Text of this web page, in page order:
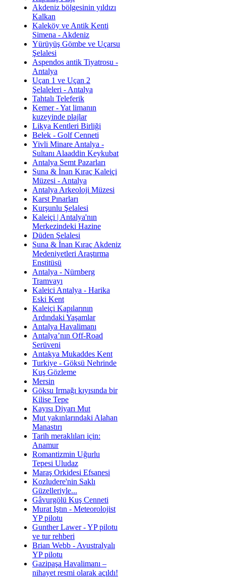
Akdeniz bölgesinin yıldızı
Kalkan
Kaleköy ve Antik Kenti
Simena - Akdeniz
Yürüyüş Gömbe ve Uçarsu
Şelalesi
Aspendos antik Tiyatrosu -
Antalya
Uçan 1 ve Uçan 2
Şelaleleri - Antalya
Tahtalı Teleferik
Kemer - Yat limanın
kuzeyinde plajlar
Likya Kentleri Birliği
Belek - Golf Cenneti
Yivli Minare Antalya -
Sultanı Alaaddin Keykubat
Antalya Semt Pazarları
Suna & İnan Kıraç Kaleiçi
Müzesi - Antalya
Antalya Arkeoloji Müzesi
Karst Pınarları
Kurşunlu Şelalesi
Kaleiçi | Antalya'nın
Merkezindeki Hazine
Düden Şelalesi
Suna & İnan Kıraç Akdeniz
Medeniyetleri Araştırma
Enstitüsü
Antalya - Nürnberg
Tramvayı
Kaleici Antalya - Harika
Eski Kent
Kaleiçi Kapılarının
Ardındaki Yaşamlar
Antalya Havalimanı
Antalya’nın Off-Road
Serüveni
Antakya Mukaddes Kent
Turkiye - Göksü Nehrinde
Kuş Gözleme
Mersin
Göksu Irmağı kıyısında bir
Kilise Tepe
Kayısı Diyarı Mut
Mut yakınlarındaki Alahan
Manastırı
Tarih meraklıları için:
Anamur
Romantizmin Uğurlu
Tepesi Uludaz
Maraş Orkidesi Efsanesi
Kozludere'nin Saklı
Güzelleriyle...
Gâvurgölü Kuş Cenneti
Murat Iştın - Meteorolojist
YP pilotu
Gunther Lawer - YP pilotu
ve tur rehberi
Brian Webb - Avustralyalı
YP pilotu
Gazipaşa Havalimanı –
nihayet resmi olarak açıldı!